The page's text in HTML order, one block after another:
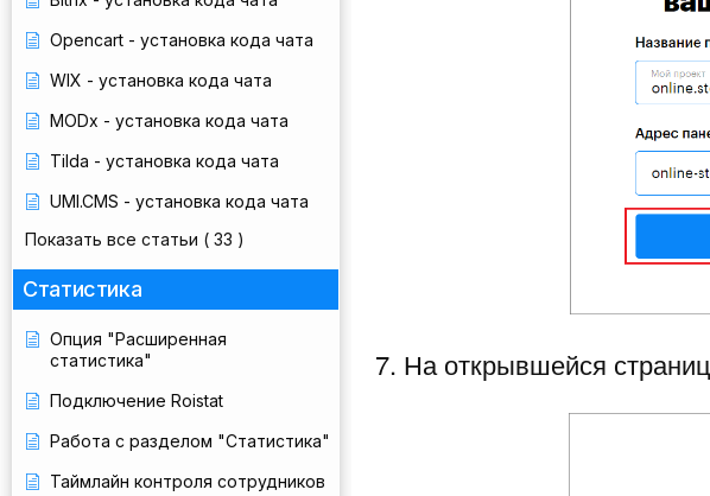
Opencart - установка кода чата
WIX - установка кода чата
MODx - установка кода чата
Tilda - установка кода чата
UMI.CMS - установка кода чата
Показать все статьи ( 33 )
Статистика
Опция "Расширенная
статистика"
Подключение Roistat
Работа с разделом "Статистика"
Таймлайн контроля сотрудников
7. На открывшейся